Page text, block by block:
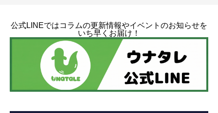
公式LINEではコラムの更新情報やイベントのお知らせを
いち早くお届け！